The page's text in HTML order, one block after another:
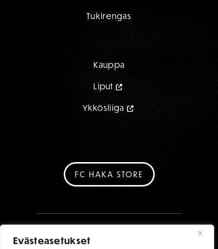
Evästeasetukset
Tukirengas
Kauppa
Liput
Ykkösliiga
FC HAKA STORE